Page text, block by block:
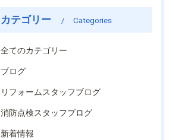
カテゴリー Categories
全てのカテゴリー
ブログ
リフォームスタッフブログ
消防点検スタッフブログ
新着情報